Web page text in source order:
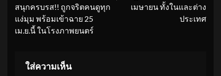
สนุกครบรส!! ถูกจริตคนดูทุก
แง่มุม พร้อมเข้าฉาย 25
เม.ย.นี้ ในโรงภาพยนตร์
เมษายน ทั้งในและต่าง
ประเทศ
ใส่ความเห็น